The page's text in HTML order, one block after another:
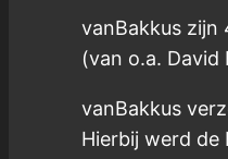
vanBakkus zijn
(van o.a.
vanBakkus
Hierbij werd